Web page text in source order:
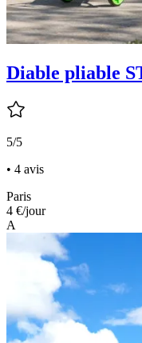
Diable pliable
5/5
• 4 avis
Paris
4 €/jour
A